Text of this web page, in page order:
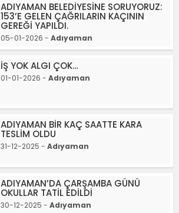
ADIYAMAN BELEDİYESİNE SORUYORUZ:
153’E GELEN ÇAĞRILARIN KAÇININ
GEREĞİ YAPILDI.
05-01-2026 - Adıyaman
İŞ YOK ALGI ÇOK…
01-01-2026 - Adıyaman
ADIYAMAN BİR KAÇ SAATTE KARA
TESLİM OLDU
31-12-2025 - Adıyaman
ADIYAMAN’DA ÇARŞAMBA GÜNÜ
OKULLAR TATİL EDİLDİ
30-12-2025 - Adıyaman